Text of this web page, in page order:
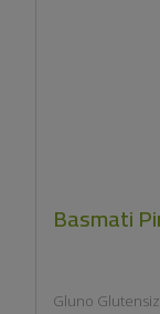
Basmati
Gluno